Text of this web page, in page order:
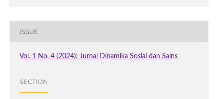
ISSUE
Vol. 1 No. 4 (2024): Jurnal Dinamika Sosial dan Sains
SECTION